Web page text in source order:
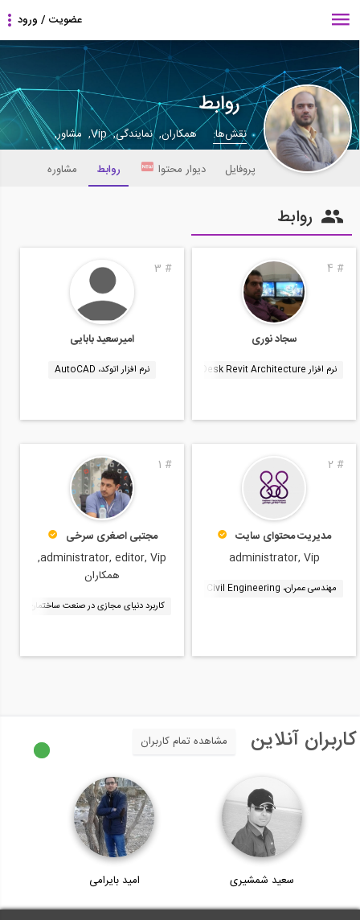
روابط
نقش‌ها:
همکاران, نمایندگی, Vip, مشاور,
پروفایل
دیوار محتوا روابط مشاوره
روابط
#
4
سجاد نوری
نرم افزار AutoDesk Revit Architecture نرم افزار Autodesk Revit Structure
#
3
امیرسعید بابایی
نرم افزار اتوکد، AutoCAD
#
2
مدیریت محتوای سایت
administrator, Vip
مهندسی عمران، Civil Engineering
#
1
مجتبی اصغری سرخی
administrator, editor, Vip,
همکاران
کاربرد دنیای مجازی در صنعت ساختمان
کاربران آنلاین مشاهده تمام کاربران
سعید شمشیری امید بایرامی